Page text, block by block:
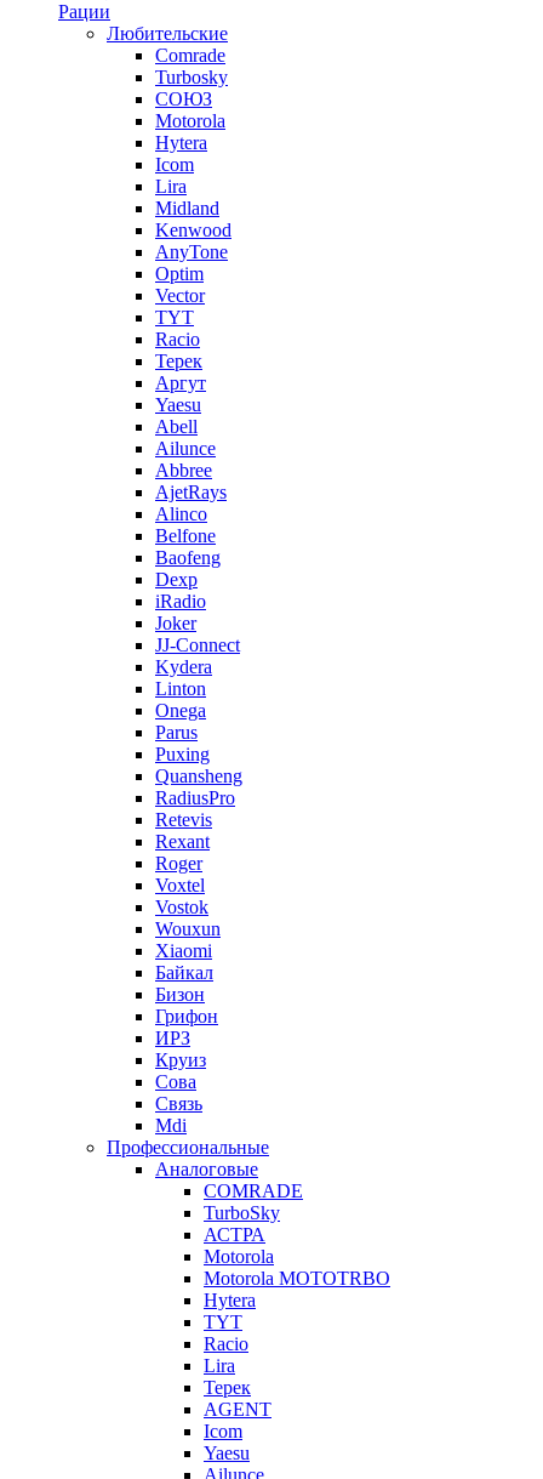
Рации
Любительские
Comrade
Turbosky
СОЮЗ
Motorola
Hytera
Icom
Lira
Midland
Kenwood
AnyTone
Optim
Vector
TYT
Racio
Терек
Аргут
Yaesu
Abell
Ailunce
Abbree
AjetRays
Alinco
Belfone
Baofeng
Dexp
iRadio
Joker
JJ-Connect
Kydera
Linton
Onega
Parus
Puxing
Quansheng
RadiusPro
Retevis
Rexant
Roger
Voxtel
Vostok
Wouxun
Xiaomi
Байкал
Бизон
Грифон
ИРЗ
Круиз
Сова
Связь
Mdi
Профессиональные
Аналоговые
COMRADE
TurboSky
АСТРА
Motorola
Motorola MOTOTRBO
Hytera
TYT
Racio
Lira
Терек
AGENT
Icom
Yaesu
Ailunce